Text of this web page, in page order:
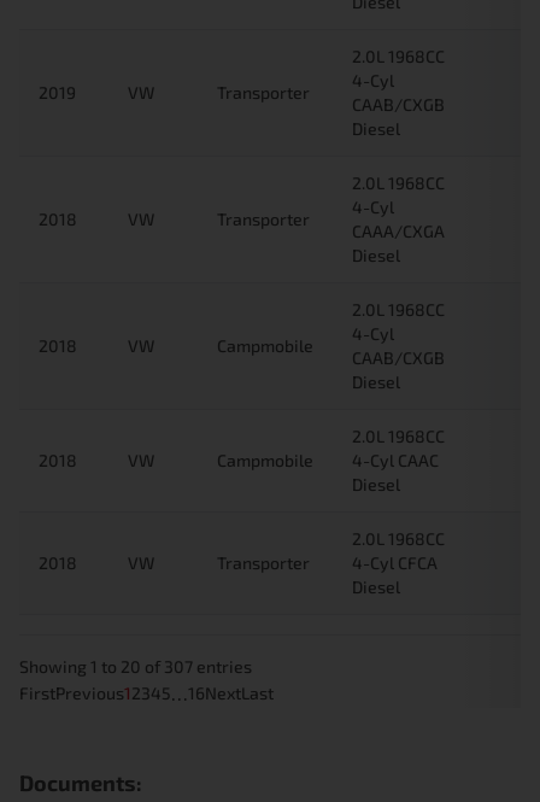
2019 VW Transporter
2.0L 1968CC
4-Cyl
CAAB/CXGB
Diesel
2018 VW Transporter
2.0L 1968CC
4-Cyl
CAAA/CXGA
Diesel
2018 VW Campmobile
2.0L 1968CC
4-Cyl
CAAB/CXGB
Diesel
2018 VW Campmobile
2.0L 1968CC
4-Cyl CAAC
Diesel
2018 VW Transporter
2.0L 1968CC
4-Cyl CFCA
Diesel
Showing 1 to 20 of 307 entries
FirstPrevious12345…16NextLast
Documents: